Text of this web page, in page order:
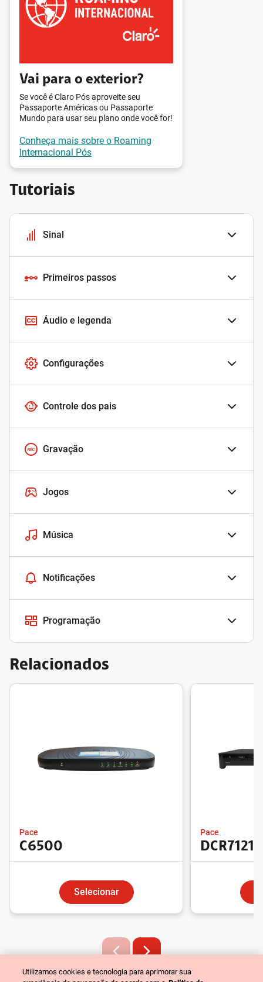
Vai para o exterior?
Se você é Claro Pós aproveite seu
Passaporte Américas ou Passaporte
Mundo para usar seu plano onde você for!
Conheça mais sobre o Roaming
Internacional Pós
Tutoriais
Sinal
Primeiros passos
Áudio e legenda
Configurações
Controle dos pais
Gravação
Jogos
Música
Notificações
Programação
Relacionados
Pace
C6500
Selecionar
Pace
DCR7121
Utilizamos cookies e tecnologia para aprimorar sua